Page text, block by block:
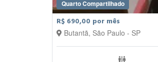
Quarto Compartilhado
R$ 690,00 por mês
Butantã, São Paulo - SP